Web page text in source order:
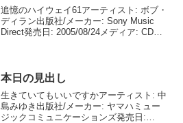
追憶のハイウェイ61アーティスト: ボブ・
ディラン出版社/メーカー: Sony Music
Direct発売日: 2005/08/24メディア: CD購
本日の見出し
生きていてもいいですかアーティスト: 中
島みゆき出版社/メーカー: ヤマハミュー
ジックコミュニケーションズ発売日: